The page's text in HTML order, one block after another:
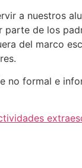
a nuestros
de los
del marco
no formal e